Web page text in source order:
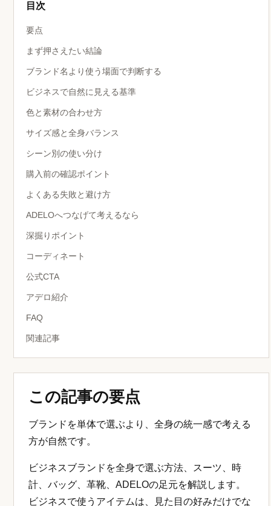
目次
要点
まず押さえたい結論
ブランド名より使う場面で判断する
ビジネスで自然に見える基準
色と素材の合わせ方
サイズ感と全身バランス
シーン別の使い分け
購入前の確認ポイント
よくある失敗と避け方
ADELOへつなげて考えるなら
深掘りポイント
コーディネート
公式CTA
アデロ紹介
FAQ
関連記事
この記事の要点
ブランドを単体で選ぶより、全身の統一感で考える
方が自然です。
ビジネスブランドを全身で選ぶ方法、スーツ、時
計、バッグ、革靴、ADELOの足元を解説します。
ビジネスで使うアイテムは、見た目の好みだけでな